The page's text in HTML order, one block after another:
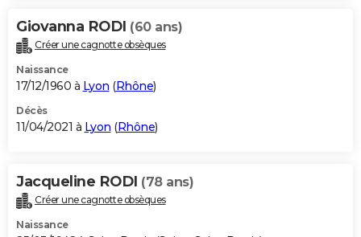
Giovanna RODI (60 ans)
Créer une cagnotte obsèques
Naissance
17/12/1960 à Lyon (Rhône)
Décès
11/04/2021 à Lyon (Rhône)
Jacqueline RODI (78 ans)
Créer une cagnotte obsèques
Naissance